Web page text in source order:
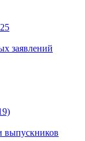
заявлений
выпускников